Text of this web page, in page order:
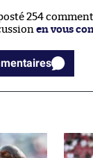
254
en vous
commentaires